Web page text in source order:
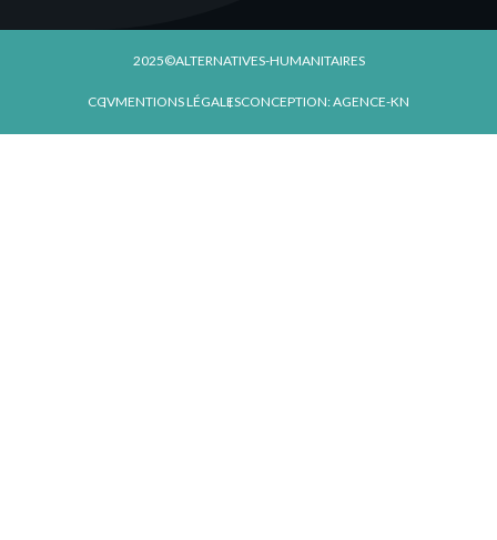
2025©ALTERNATIVES-HUMANITAIRES
CGVMENTIONS LÉGALESCONCEPTION: AGENCE-KN